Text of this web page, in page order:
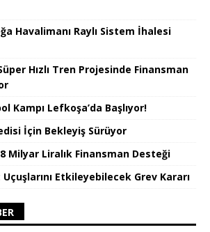
Havalimanı Raylı Sistem İhalesi
Hızlı Tren Projesinde Finansman
Kampı Lefkoşa’da Başlıyor!
İçin Bekleyiş Sürüyor
Milyar Liralık Finansman Desteği
Uçuşlarını Etkileyebilecek Grev Kararı